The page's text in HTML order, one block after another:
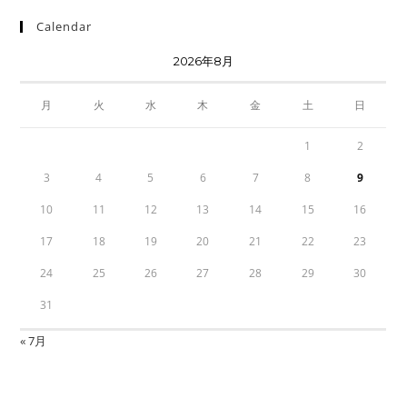
Calendar
2026年8月
月 火 水 木 金 土 日
1 2
3 4 5 6 7 8 9
10 11 12 13 14 15 16
17 18 19 20 21 22 23
24 25 26 27 28 29 30
31
« 7月